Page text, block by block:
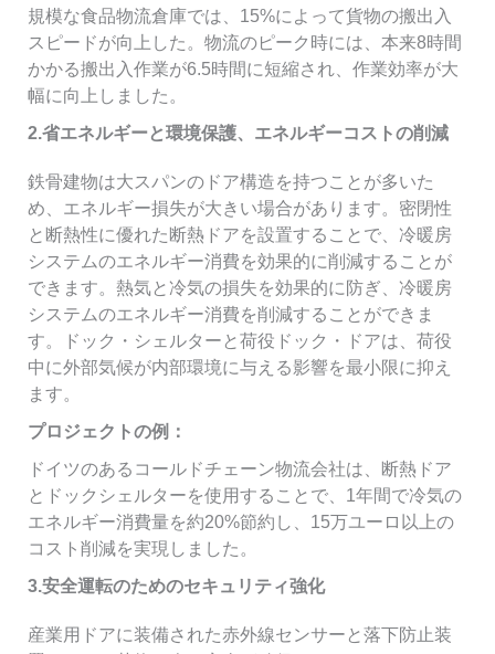
規模な食品物流倉庫では、15%によって貨物の搬出入
スピードが向上した。物流のピーク時には、本来8時間
かかる搬出入作業が6.5時間に短縮され、作業効率が大
幅に向上しました。
2.省エネルギーと環境保護、エネルギーコストの削減
鉄骨建物は大スパンのドア構造を持つことが多いた
め、エネルギー損失が大きい場合があります。密閉性
と断熱性に優れた断熱ドアを設置することで、冷暖房
システムのエネルギー消費を効果的に削減することが
できます。熱気と冷気の損失を効果的に防ぎ、冷暖房
システムのエネルギー消費を削減することができま
す。ドック・シェルターと荷役ドック・ドアは、荷役
中に外部気候が内部環境に与える影響を最小限に抑え
ます。
プロジェクトの例：
ドイツのあるコールドチェーン物流会社は、断熱ドア
とドックシェルターを使用することで、1年間で冷気の
エネルギー消費量を約20%節約し、15万ユーロ以上の
コスト削減を実現しました。
3.安全運転のためのセキュリティ強化
産業用ドアに装備された赤外線センサーと落下防止装